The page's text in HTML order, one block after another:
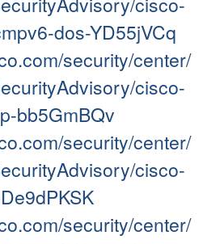
dos-YD55jVCq
security/center/
cisco-
bb5GmBQv
security/center/
cisco-
security/center/